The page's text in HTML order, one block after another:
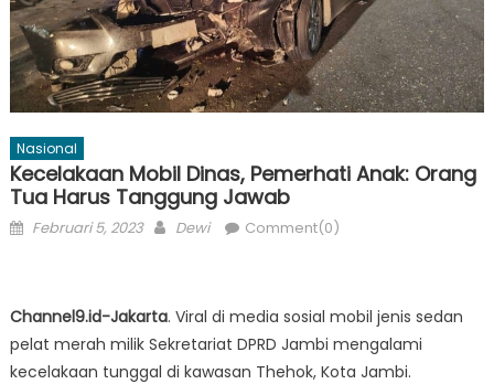
Nasional
Kecelakaan Mobil Dinas, Pemerhati Anak: Orang
Tua Harus Tanggung Jawab
Posted
Februari 5, 2023 Author
Dewi Comment(0)
Channel9.id-Jakarta. Viral di media sosial mobil jenis sedan
pelat merah milik Sekretariat DPRD Jambi mengalami
kecelakaan tunggal di kawasan Thehok, Kota Jambi.